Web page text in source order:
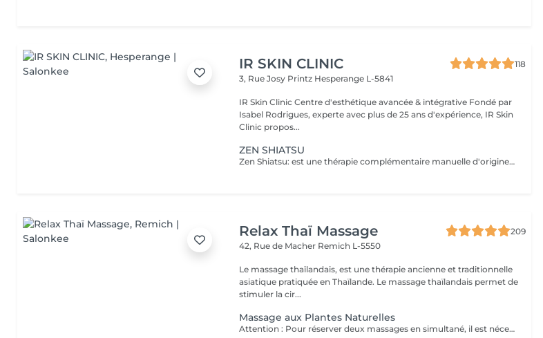
IR SKIN CLINIC
118
3, Rue Josy Printz Hesperange L-5841
IR Skin Clinic Centre d'esthétique avancée & intégrative Fondé par
Isabel Rodrigues, experte avec plus de 25 ans d'expérience, IR Skin
Clinic propos...
ZEN SHIATSU
Zen Shiatsu: est une thérapie complémentaire manuelle d'origine japonaise, proche de l'acupuncture mais sans aiguilles. C'est une forme de massage, qui équilibre le yin et le yang et stimule ainsi les forces d'autorégulation naturelles du corps. Elle se base sur les méridiens connus dans la Médecine Traditionnelle Chinoise (MTC).
Relax Thaï Massage
209
42, Rue de Macher Remich L-5550
Le massage thaïlandais, est une thérapie ancienne et traditionnelle
asiatique pratiquée en Thaïlande. Le massage thaïlandais permet de
stimuler la cir...
Massage aux Plantes Naturelles
Attention : Pour réserver deux massages en simultané, il est nécessaire de procéder à deux réservations séparées. Ajouter deux services dans une seule réservation entraînera la programmation des rendez-vous l'un après l'autre, et non en même temps. Si besoin, vous pouvez également nous contacter par téléphone au 691 603 983. Merci !